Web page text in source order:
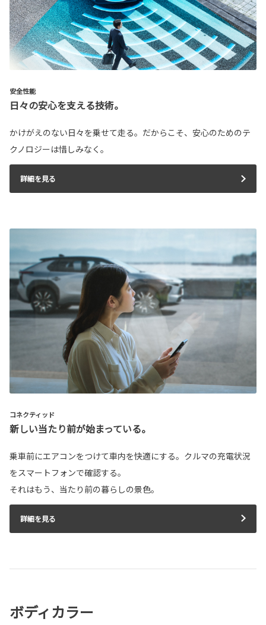
安全性能
日々の安心を支える技術。
かけがえのない日々を乗せて走る。だからこそ、安心のためのテ
クノロジーは惜しみなく。
詳細を見る
コネクティッド
新しい当たり前が始まっている。
乗車前にエアコンをつけて車内を快適にする。クルマの充電状況
をスマートフォンで確認する。
それはもう、当たり前の暮らしの景色。
詳細を見る
ボディカラー